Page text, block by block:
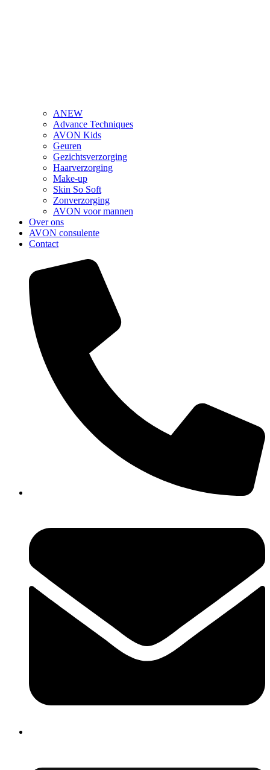
ANEW
Advance Techniques
AVON Kids
Geuren
Gezichtsverzorging
Haarverzorging
Make-up
Skin So Soft
Zonverzorging
AVON voor mannen
Over ons
AVON consulente
Contact